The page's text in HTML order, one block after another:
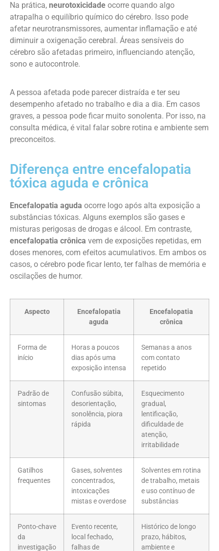
Na prática, neurotoxicidade ocorre quando algo
atrapalha o equilíbrio químico do cérebro. Isso pode
afetar neurotransmissores, aumentar inflamação e até
diminuir a oxigenação cerebral. Áreas sensíveis do
cérebro são afetadas primeiro, influenciando atenção,
sono e autocontrole.
A pessoa afetada pode parecer distraída e ter seu
desempenho afetado no trabalho e dia a dia. Em casos
graves, a pessoa pode ficar muito sonolenta. Por isso, na
consulta médica, é vital falar sobre rotina e ambiente sem
preconceitos.
Diferença entre encefalopatia
tóxica aguda e crônica
Encefalopatia aguda ocorre logo após alta exposição a
substâncias tóxicas. Alguns exemplos são gases e
misturas perigosas de drogas e álcool. Em contraste,
encefalopatia crônica vem de exposições repetidas, em
doses menores, com efeitos acumulativos. Em ambos os
casos, o cérebro pode ficar lento, ter falhas de memória e
oscilações de humor.
Aspecto
Encefalopatia
aguda
Encefalopatia
crônica
Forma de
início
Horas a poucos
dias após uma
exposição intensa
Semanas a anos
com contato
repetido
Padrão de
sintomas
Confusão súbita,
desorientação,
sonolência, piora
rápida
Esquecimento
gradual,
lentificação,
dificuldade de
atenção,
irritabilidade
Gatilhos
frequentes
Gases, solventes
concentrados,
intoxicações
mistas e overdose
Solventes em rotina
de trabalho, metais
e uso contínuo de
substâncias
Ponto-chave
da
investigação
Evento recente,
local fechado,
falhas de
Histórico de longo
prazo, hábitos,
ambiente e